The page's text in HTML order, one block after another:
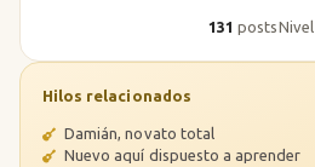
131 postsNivel
Hilos relacionados
Damián, novato total
Nuevo aquí dispuesto a aprender